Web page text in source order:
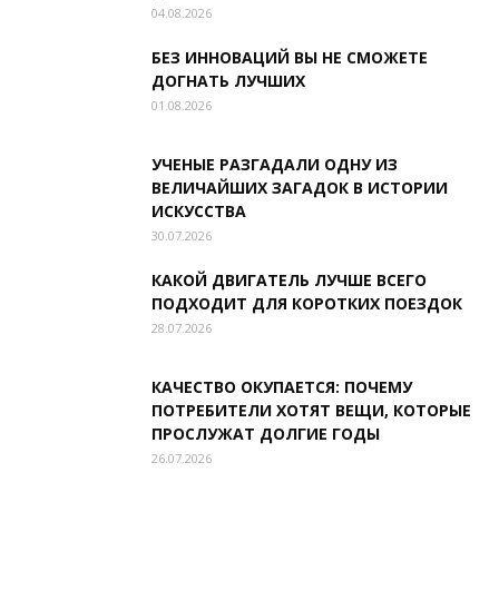
04.08.2026
БЕЗ ИННОВАЦИЙ ВЫ НЕ СМОЖЕТЕ
ДОГНАТЬ ЛУЧШИХ
01.08.2026
УЧЕНЫЕ РАЗГАДАЛИ ОДНУ ИЗ
ВЕЛИЧАЙШИХ ЗАГАДОК В ИСТОРИИ
ИСКУССТВА
30.07.2026
КАКОЙ ДВИГАТЕЛЬ ЛУЧШЕ ВСЕГО
ПОДХОДИТ ДЛЯ КОРОТКИХ ПОЕЗДОК
28.07.2026
КАЧЕСТВО ОКУПАЕТСЯ: ПОЧЕМУ
ПОТРЕБИТЕЛИ ХОТЯТ ВЕЩИ, КОТОРЫЕ
ПРОСЛУЖАТ ДОЛГИЕ ГОДЫ
26.07.2026